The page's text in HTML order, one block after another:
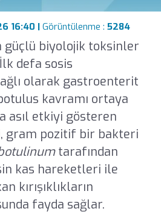
16:40 |Görüntülenme : 5284
güçlü biyolojik toksinler
defa sosis
olarak gastroenterit
botulus kavramı ortaya
asıl etkiyi gösteren
gram pozitif bir bakteri
tarafından
kas hareketleri ile
kırışıklıkların
fayda sağlar.